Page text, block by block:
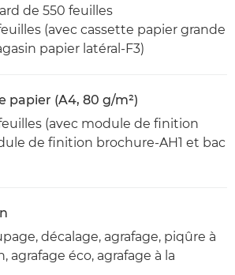
de 550 feuilles
(avec cassette papier grande
papier latéral-F3)
papier (A4, 80 g/m²)
(avec module de finition
de finition brochure-AH1 et bac
décalage, agrafage, piqûre à
agrafage éco, agrafage à la